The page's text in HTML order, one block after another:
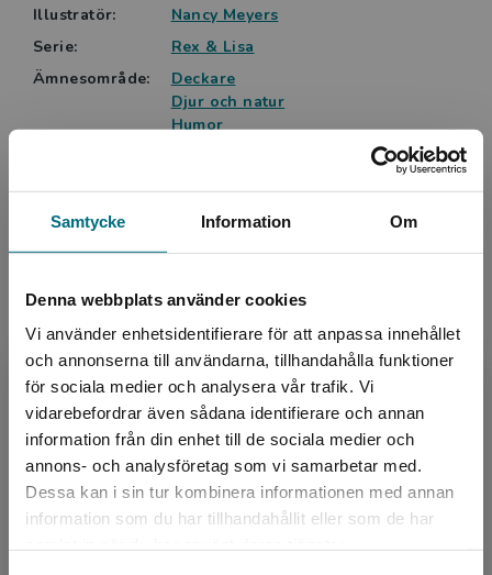
Samtycke Information Om
Denna webbplats använder cookies
Vi använder enhetsidentifierare för att anpassa innehållet
och annonserna till användarna, tillhandahålla funktioner
för sociala medier och analysera vår trafik. Vi
vidarebefordrar även sådana identifierare och annan
information från din enhet till de sociala medier och
annons- och analysföretag som vi samarbetar med.
Dessa kan i sin tur kombinera informationen med annan
information som du har tillhandahållit eller som de har
Begränsad fraktregion
Det verkar som att du besöker
nyponochviljaforlag.se via en enhet utanför
Illustratör:
Nancy Meyers
Serie:
Rex & Lisa
Ämnesområde:
Deckare
Djur och natur
Humor
Lättlästnivå:
Nivå 3
LIX:
ISBN:
9789179877378
Sidantal:
56
Köp- och leveransvillkor
Upphovspersoner